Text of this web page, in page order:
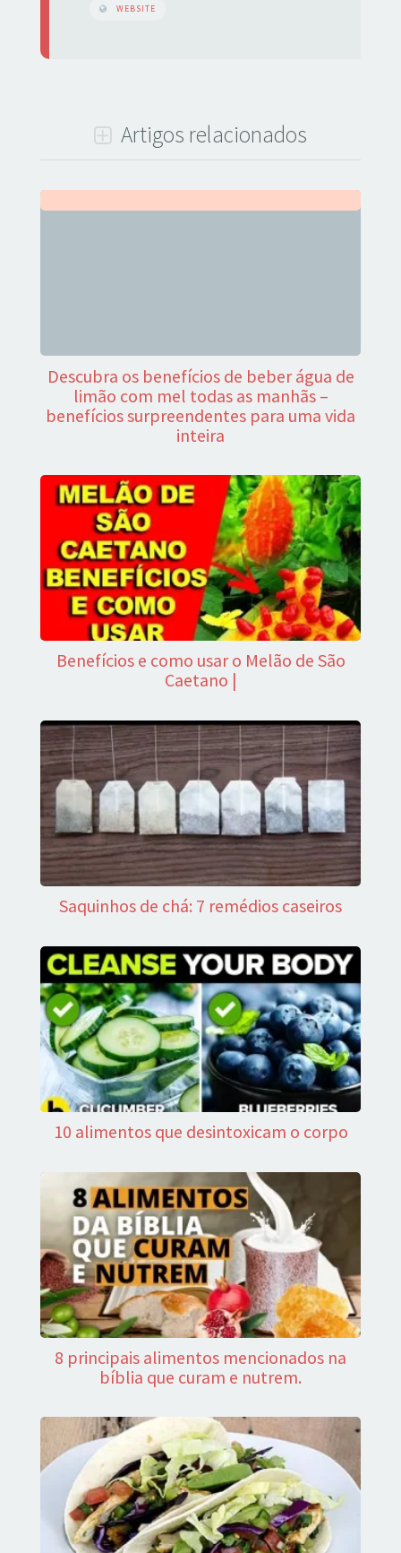
WEBSITE
Artigos relacionados
Descubra os benefícios de beber água de
limão com mel todas as manhãs –
benefícios surpreendentes para uma vida
inteira
Benefícios e como usar o Melão de São
Caetano |
Saquinhos de chá: 7 remédios caseiros
10 alimentos que desintoxicam o corpo
8 principais alimentos mencionados na
bíblia que curam e nutrem.